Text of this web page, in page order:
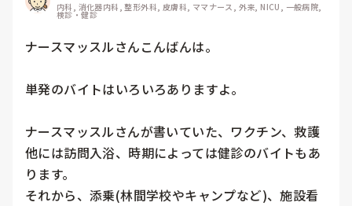
内科, 消化器内科, 整形外科, 皮膚科, ママナース, 外来, NICU, 一般病院,
検診・健診
ナースマッスルさんこんばんは。
単発のバイトはいろいろありますよ。
ナースマッスルさんが書いていた、ワクチン、救護
他には訪問入浴、時期によっては健診のバイトもあ
ります。
それから、添乗(林間学校やキャンプなど)、施設看